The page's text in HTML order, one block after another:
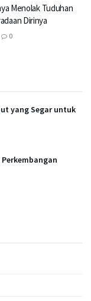
Menolak Tuduhan
Dirinya
0
yang Segar untuk